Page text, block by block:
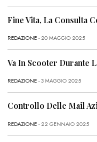
Fine Vita, La Consulta
REDAZIONE- 20 MAGGIO 2025
Va In Scooter Durante
REDAZIONE- 3 MAGGIO 2025
Controllo Delle Mail
REDAZIONE- 22 GENNAIO 2025